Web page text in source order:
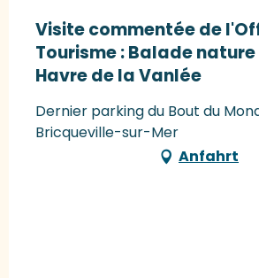
Visite commentée de
Tourisme : Balade
Havre de la Vanlée
Dernier parking du Bout du
Bricqueville-sur-Mer
Anfahrt